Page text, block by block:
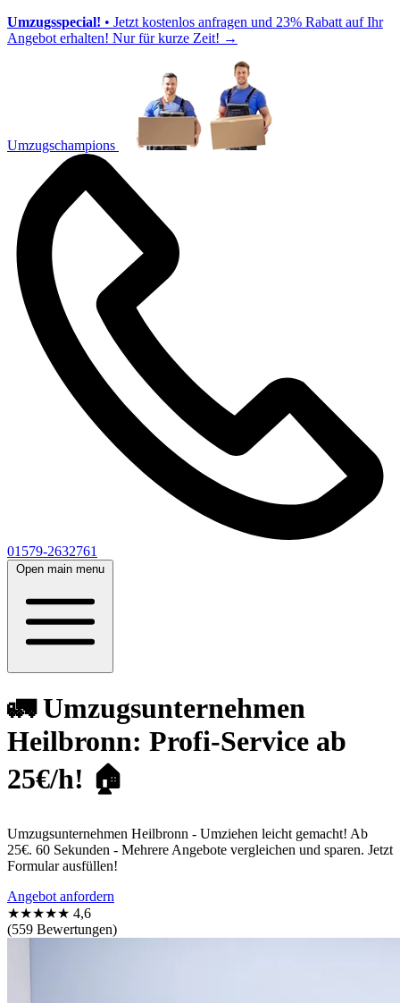
Umzugsspecial! • Jetzt kostenlos anfragen und 23% Rabatt auf Ihr
Angebot erhalten! Nur für kurze Zeit! →
Umzugschampions
01579-2632761
Open main menu
🚛 Umzugsunternehmen
Heilbronn: Profi-Service ab
25€/h! 🏠
Umzugsunternehmen Heilbronn - Umziehen leicht gemacht! Ab
25€. 60 Sekunden - Mehrere Angebote vergleichen und sparen. Jetzt
Formular ausfüllen!
Angebot anfordern
★★★★★ 4,6
(559 Bewertungen)